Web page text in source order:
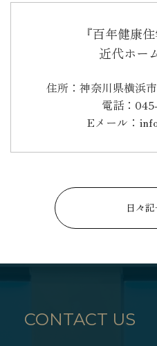
『百年健康
近代ホー
住所：神奈川県横浜
電話：
Eメール：
日々
CONTACT US